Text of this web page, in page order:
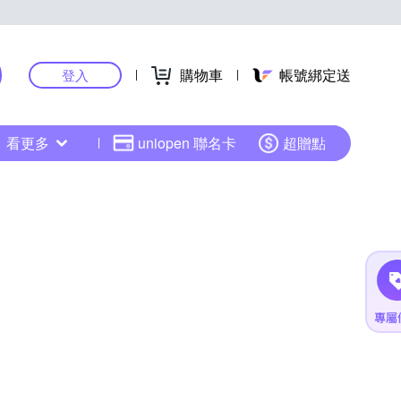
登入 購物車 帳號綁定送
看更多 uniopen 聯名卡 超贈點